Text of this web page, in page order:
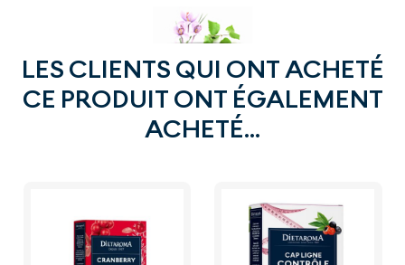
LES CLIENTS QUI ONT ACHETÉ
CE PRODUIT ONT ÉGALEMENT
ACHETÉ...